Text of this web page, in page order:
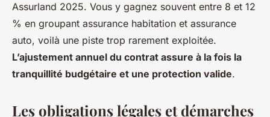
Assurland 2025. Vous y gagnez souvent entre 8 et 12
% en groupant assurance habitation et assurance
auto, voilà une piste trop rarement exploitée.
L’ajustement annuel du contrat assure à la fois la
tranquillité budgétaire et une protection valide.
Les obligations légales et démarches